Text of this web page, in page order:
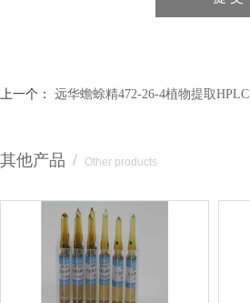
上一个： 远华蟾蜍精472-26-4植物提取HPLC
其他产品 / Other products